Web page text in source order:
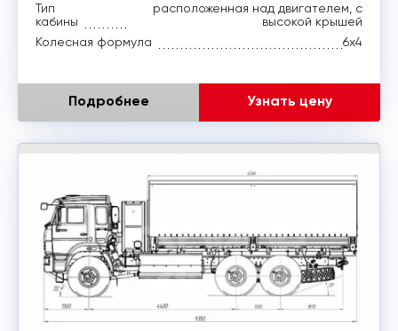
Тип
кабины
расположенная над двигателем, с
высокой крышей
Колесная формула
6x4
Подробнее Узнать цену